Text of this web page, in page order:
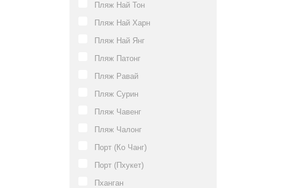
Пляж Най Тон
Пляж Най Харн
Пляж Най Янг
Пляж Патонг
Пляж Равай
Пляж Сурин
Пляж Чавенг
Пляж Чалонг
Порт (Ко Чанг)
Порт (Пхукет)
Пханган